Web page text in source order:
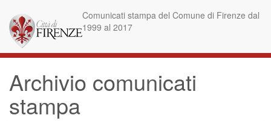
contenuto
principale
Comunicati stampa del Comune di Firenze dal
1999 al 2017
Archivio comunicati
stampa